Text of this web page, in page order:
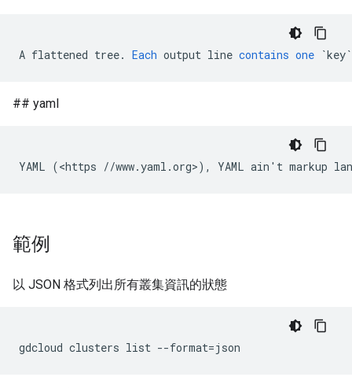
A flattened tree. Each output line contains one `key`
## yaml
範例
以 JSON 格式列出所有叢集資訊的狀態